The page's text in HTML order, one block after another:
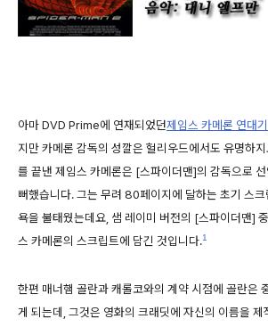
아마 DVD Prime에 연재되었던제임스 카메론 연대기
지만 카메론 감독의 성깔은 헐리우드에서도 유명하
를 끝낸 제임스 카메론은 [스파이더맨]의 감독으로
뻐했습니다. 그는 무려 80페이지에 달하는 초기 스
욕을 불태웠는데요, 샘 레이미 버전의 [스파이더맨]
스 카메론의 스크립트에 담긴 것입니다.1
한편 매너햄 골란과 캐롤코와의 계약 시점에 골란은
게 되는데, 그것은 영화의 크래딧에 자신의 이름을 제